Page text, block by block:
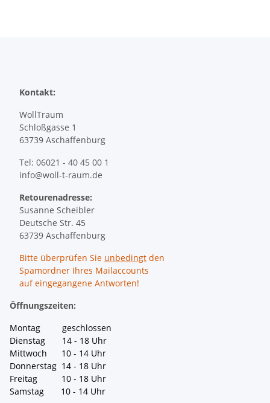
Kontakt:
WollTraum
Schloßgasse 1
63739 Aschaffenburg
Tel: 06021 - 40 45 00 1
info@woll-t-raum.de
Retourenadresse:
Susanne Scheibler
Deutsche Str. 45
63739 Aschaffenburg
Bitte überprüfen Sie unbedingt den
Spamordner Ihres Mailaccounts
auf eingegangene Antworten!
Öffnungszeiten:
Montag geschlossen
Dienstag 14 - 18 Uhr
Mittwoch 10 - 14 Uhr
Donnerstag 14 - 18 Uhr
Freitag 10 - 18 Uhr
Samstag 10 - 14 Uhr